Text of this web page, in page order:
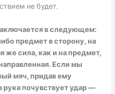
не будет.
в следующем:
предмет в сторону, на
же сила, как и на предмет,
Если мы
мяч, придав ему
рука почувствует удар —